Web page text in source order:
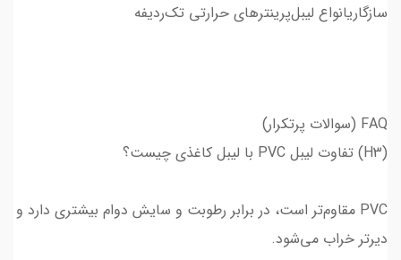
سازگاریانواع لیبل‌پرینترهای حرارتی تک‌ردیفه
FAQ (سوالات پرتکرار)
(H3) تفاوت لیبل PVC با لیبل کاغذی چیست؟
PVC مقاوم‌تر است، در برابر رطوبت و سایش دوام بیشتری دارد و
دیرتر خراب می‌شود.